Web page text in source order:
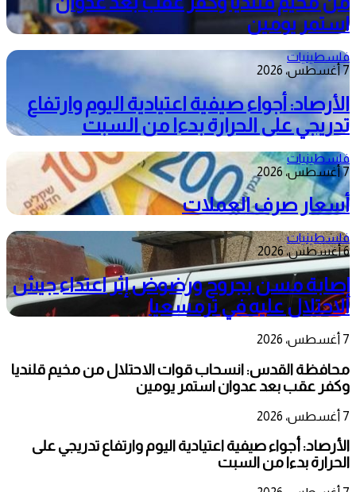
استمر يومين
فلسطينيات
7 أغسطس، 2026
الأرصاد: أجواء صيفية اعتيادية اليوم وارتفاع
تدريجي على الحرارة بدءا من السبت
فلسطينيات
7 أغسطس، 2026
أسعار صرف العملات
فلسطينيات
6 أغسطس، 2026
إصابة مسن بجروح ورضوض إثر اعتداء جيش
الاحتلال عليه في ترمسعيا
7 أغسطس، 2026
محافظة القدس: انسحاب قوات الاحتلال من مخيم قلنديا
وكفر عقب بعد عدوان استمر يومين
7 أغسطس، 2026
الأرصاد: أجواء صيفية اعتيادية اليوم وارتفاع تدريجي على
الحرارة بدءا من السبت